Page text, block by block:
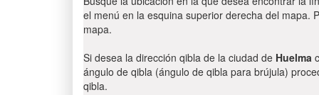
el menú en la esquina superior derecha del mapa.
mapa.
Si desea la dirección qibla de la ciudad de Huelma
ángulo de qibla (ángulo de qibla para brújula)
qibla.